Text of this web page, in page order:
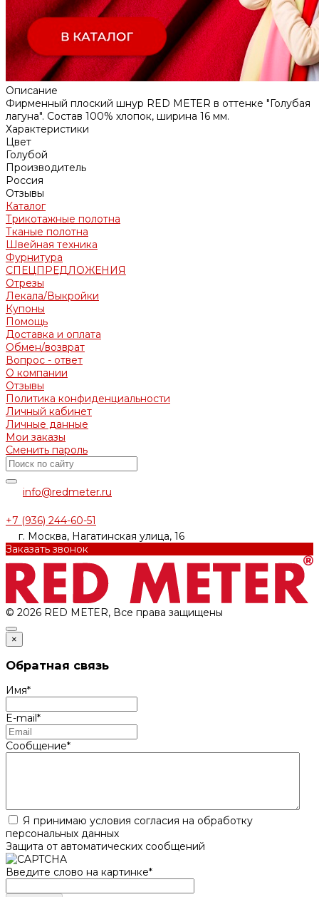
Описание
Фирменный плоский шнур RED METER в оттенке "Голубая
лагуна". Состав 100% хлопок, ширина 16 мм.
Характеристики
Цвет
Голубой
Производитель
Россия
Отзывы
Каталог
Трикотажные полотна
Тканые полотна
Швейная техника
Фурнитура
СПЕЦПРЕДЛОЖЕНИЯ
Отрезы
Лекала/Выкройки
Купоны
Помощь
Доставка и оплата
Обмен/возврат
Вопрос - ответ
О компании
Отзывы
Политика конфиденциальности
Личный кабинет
Личные данные
Мои заказы
Сменить пароль
info@redmeter.ru
+7 (936) 244-60-51
г. Москва, Нагатинская улица, 16
Заказать звонок
© 2026 RED METER, Все права защищены
×
Обратная связь
Имя*
E-mail*
Сообщение*
Я принимаю условия согласия на обработку
персональных данных
Защита от автоматических сообщений
Введите слово на картинке*